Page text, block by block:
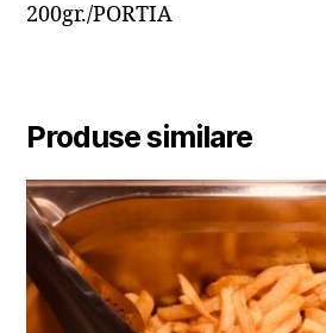
200gr./PORTIA
Produse similare